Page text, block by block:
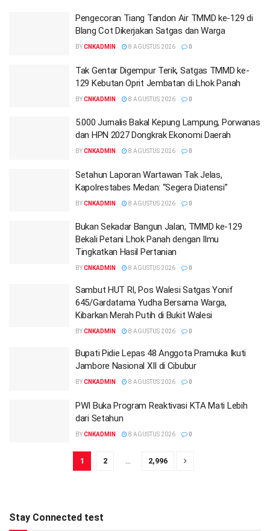
Pengecoran Tiang Tandon Air TMMD ke-129 di
Blang Cot Dikerjakan Satgas dan Warga
BYCNKADMIN 8 AGUSTUS 2026 0
Tak Gentar Digempur Terik, Satgas TMMD ke-
129 Kebutan Oprit Jembatan di Lhok Panah
BYCNKADMIN 8 AGUSTUS 2026 0
5.000 Jurnalis Bakal Kepung Lampung, Porwanas
dan HPN 2027 Dongkrak Ekonomi Daerah
BYCNKADMIN 8 AGUSTUS 2026 0
Setahun Laporan Wartawan Tak Jelas,
Kapolrestabes Medan: “Segera Diatensi”
BYCNKADMIN 8 AGUSTUS 2026 0
Bukan Sekadar Bangun Jalan, TMMD ke-129
Bekali Petani Lhok Panah dengan Ilmu
Tingkatkan Hasil Pertanian
BYCNKADMIN 8 AGUSTUS 2026 0
Sambut HUT RI, Pos Walesi Satgas Yonif
645/Gardatama Yudha Bersama Warga,
Kibarkan Merah Putih di Bukit Walesi
BYCNKADMIN 8 AGUSTUS 2026 0
Bupati Pidie Lepas 48 Anggota Pramuka Ikuti
Jambore Nasional XII di Cibubur
BYCNKADMIN 8 AGUSTUS 2026 0
PWI Buka Program Reaktivasi KTA Mati Lebih
dari Setahun
BYCNKADMIN 8 AGUSTUS 2026 0
1 2 … 2,996
Stay Connected test